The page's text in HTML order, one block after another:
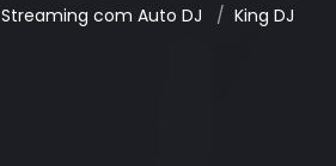
Streaming com Auto DJ King DJ